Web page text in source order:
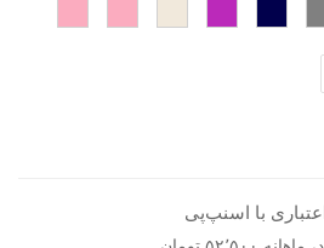
با اسنپ‌پی